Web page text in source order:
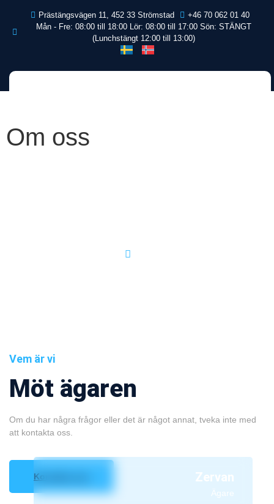
Prästängsvägen 11, 452 33 Strömstad
+46 70 062 01 40
Mån - Fre: 08:00 till 18:00 Lör: 08:00 till 17:00 Sön: STÄNGT
(Lunchstängt 12:00 till 13:00)
Om oss
Vem är vi
Möt ägaren
Om du har några frågor eller det är något annat, tveka inte med
att kontakta oss.
Kontakta oss Zervan
Ägare